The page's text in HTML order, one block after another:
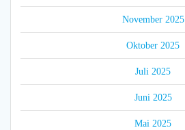
November 2025
Oktober 2025
Juli 2025
Juni 2025
Mai 2025